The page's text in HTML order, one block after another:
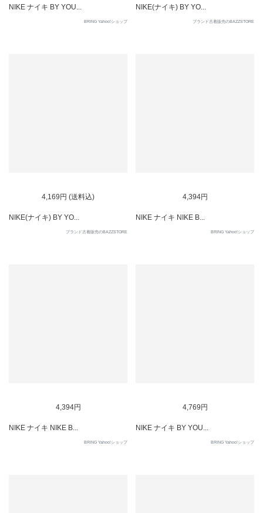
NIKE ナイキ BY YOU...
BRING Yahoo!ショップ
NIKE(ナイキ) BY YO...
ブランド古着販売のBAZZSTORE
4,169円 (送料込)
NIKE(ナイキ) BY YO...
ブランド古着販売のBAZZSTORE
4,394円
NIKE ナイキ NIKE B...
BRING Yahoo!ショップ
4,394円
NIKE ナイキ NIKE B...
BRING Yahoo!ショップ
4,769円
NIKE ナイキ BY YOU...
BRING Yahoo!ショップ